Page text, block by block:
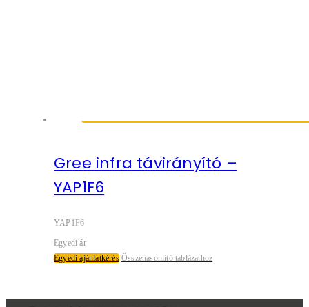
Gree infra távirányító –
YAP1F6
YAP1F6
Egyedi ár
Egyedi ajánlatkérés Összehasonlító táblázathoz